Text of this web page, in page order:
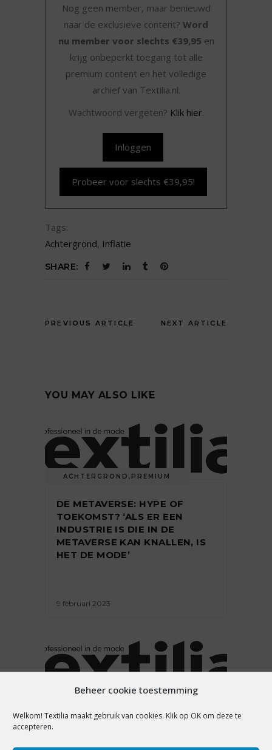
Beheer cookie toestemming
Welkom! Textilia maakt gebruik van cookies. Klik op OK om deze te
accepteren.
Nog geen member, maar benieuwd
naar de exclusieve content? Word
nu member voor slechts €39,95 en
krijg onbeperkt toegang tot alle
premium content en het volledige
archief van Textilia.nl.
Wachtwoord vergeten? Klik hier.
Inloggen
Probeer voor slechts €39,95!
Tags:
Achtergrond, Inflatie
SHARE:
PREVIOUS ARTICLE NEXT ARTICLE
YOU MAY ALSO LIKE
ACHTERGROND , PREMIUM
DE METAVERSE: HYPE OF
TOEKOMST? ‘ALS ER EEN
INDUSTRIE IS DIE IN DE
METAVERSE KAN KNALLEN, IS
HET DE MODE’
9 februari 2023
ACHTERGROND,PREMIUM
ONZE BELANGRIJKSTE